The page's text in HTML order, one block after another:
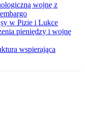
wojnę z
w Pizie i Lukce
pieniędzy i wojnę
wspierająca